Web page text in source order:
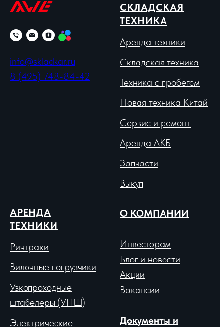
info@skladkar.ru
8 (495) 748-84-42
СКЛАДСКАЯ
ТЕХНИКА
Аренда техники
Складская техника
Техника с пробегом
Новая техника Китай
Сервис и ремонт
Аренда АКБ
Запчасти
Выкуп
АРЕНДА
ТЕХНИКИ
Ричтраки
Вилочные погрузчики
Узкопроходные
штабелеры (УПШ)
Электрические
О КОМПАНИИ
Инвесторам
Блог и новости
Акции
Вакансии
Документы и